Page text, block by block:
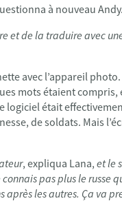
à nouveau Andy.
et de la traduire avec
avec l’appareil
mots étaient compris,
était
de soldats. Mais
, expliqua Lana, et le
pas plus le russe
les autres. Ça va